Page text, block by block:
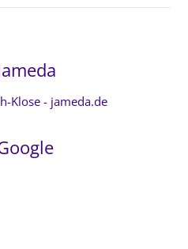
Klose - jameda.de